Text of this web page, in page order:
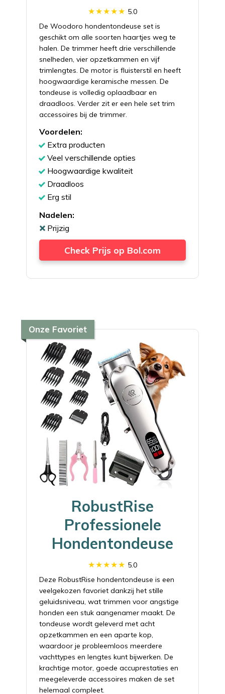
5.0
De Woodoro hondentondeuse set is
geschikt om alle soorten haartjes weg te
halen. De trimmer heeft drie verschillende
snelheden, vier opzetkammen en vijf
trimlengtes. De motor is fluisterstil en heeft
hoogwaardige keramische messen. De
tondeuse is volledig oplaadbaar en
draadloos. Verder zit er een hele set trim
accessoires bij de trimmer.
Voordelen:
Extra producten
Veel verschillende opties
Hoogwaardige kwaliteit
Draadloos
Erg stil
Nadelen:
Prijzig
Check Prijs op Bol.com
Onze Favoriet
RobustRise
Professionele
Hondentondeuse
5.0
Deze RobustRise hondentondeuse is een
veelgekozen favoriet dankzij het stille
geluidsniveau, wat trimmen voor angstige
honden een stuk aangenamer maakt. De
tondeuse wordt geleverd met acht
opzetkammen en een aparte kop,
waardoor je probleemloos meerdere
vachttypes en lengtes kunt bijwerken. De
krachtige motor, goede accuprestaties en
meegeleverde accessoires maken de set
helemaal compleet.